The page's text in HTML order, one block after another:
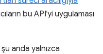
bu API'yi uygulaması
anda yalnızca